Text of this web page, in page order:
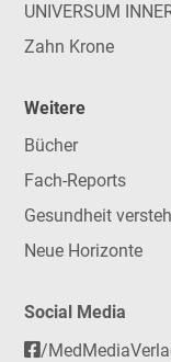
UNIVERSUM
Zahn Krone
Weitere
Bücher
Fach-Reports
Gesundheit
Neue Horizonte
Social Media
/